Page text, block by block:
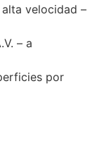
velocidad –
– a
por